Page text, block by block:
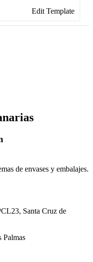
Edit Template
de envases y embalajes.
Santa Cruz de
Palmas